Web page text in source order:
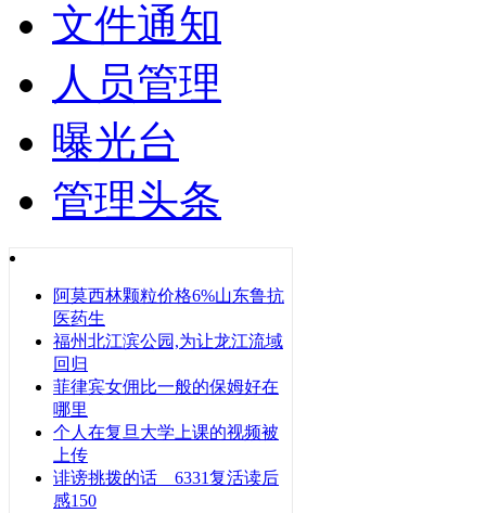
文件通知
人员管理
曝光台
管理头条
阿莫西林颗粒价格6%山东鲁抗
医药生
福州北江滨公园,为让龙江流域
回归
菲律宾女佣比一般的保姆好在
哪里
个人在复旦大学上课的视频被
上传
诽谤挑拨的话 6331复活读后
感150